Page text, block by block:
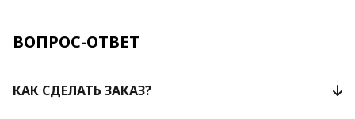
ВОПРОС-ОТВЕТ
КАК СДЕЛАТЬ ЗАКАЗ?